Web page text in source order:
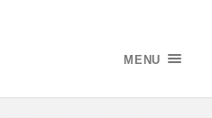
MENU